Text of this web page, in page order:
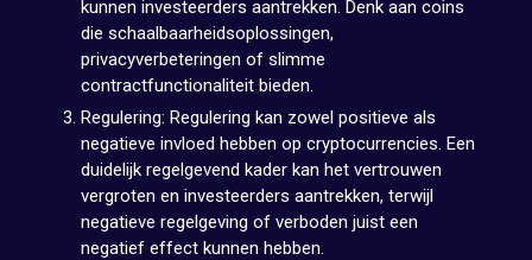
kunnen investeerders aantrekken. Denk aan coins
die schaalbaarheidsoplossingen,
privacyverbeteringen of slimme
contractfunctionaliteit bieden.
Regulering: Regulering kan zowel positieve als
negatieve invloed hebben op cryptocurrencies. Een
duidelijk regelgevend kader kan het vertrouwen
vergroten en investeerders aantrekken, terwijl
negatieve regelgeving of verboden juist een
negatief effect kunnen hebben.